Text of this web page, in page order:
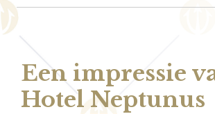
Een impressie
Hotel Neptunus